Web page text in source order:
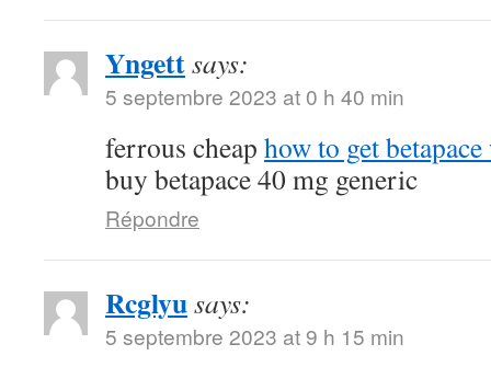
Yngettsays:
5 septembre 2023 at 0 h 40 min
ferrous cheap how to get
buy betapace 40 mg generic
Répondre
Rcglyusays:
5 septembre 2023 at 9 h 15 min